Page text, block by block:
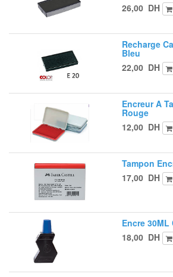
26,00 DH
Recharge
Bleu
22,00 DH
Encreur A
Rouge
12,00 DH
Tampon
17,00 DH
Encre
18,00 DH